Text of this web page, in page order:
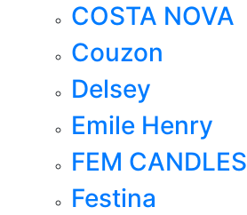
COSTA NOVA
Couzon
Delsey
Emile Henry
FEM CANDLES
Festina